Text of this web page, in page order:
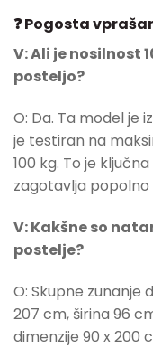
❓ Pogosta
V: Ali je nosilnost
posteljo?
O: Da. Ta model je
je testiran na
100 kg. To je
zagotavlja popolno
V: Kakšne so
postelje?
O: Skupne zunanje
207 cm, širina 96
dimenzije 90 x 200